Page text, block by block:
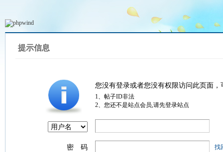
提示信息
您没有登录或者您没有权限访问此页面
1、帖子ID非法
2、您还不是站点会员,请先登录站点
密 码 找